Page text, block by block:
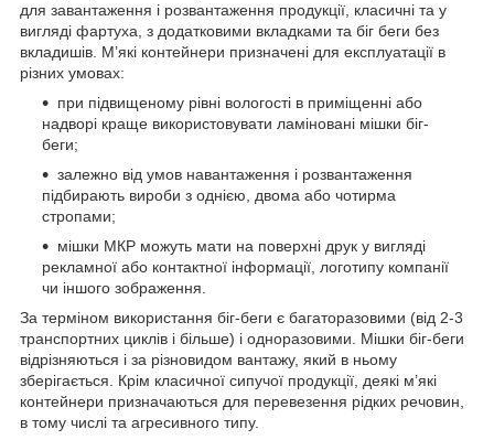
для завантаження і розвантаження продукції, класичні та у
вигляді фартуха, з додатковими вкладками та біг беги без
вкладишів. М’які контейнери призначені для експлуатації в
різних умовах:
при підвищеному рівні вологості в приміщенні або
надворі краще використовувати ламіновані мішки біг-
беги;
залежно від умов навантаження і розвантаження
підбирають вироби з однією, двома або чотирма
стропами;
мішки МКР можуть мати на поверхні друк у вигляді
рекламної або контактної інформації, логотипу компанії
чи іншого зображення.
За терміном використання біг-беги є багаторазовими (від 2-3
транспортних циклів і більше) і одноразовими. Мішки біг-беги
відрізняються і за різновидом вантажу, який в ньому
зберігається. Крім класичної сипучої продукції, деякі м’які
контейнери призначаються для перевезення рідких речовин,
в тому числі та агресивного типу.